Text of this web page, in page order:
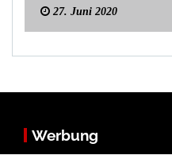
27. Juni 2020
Werbung